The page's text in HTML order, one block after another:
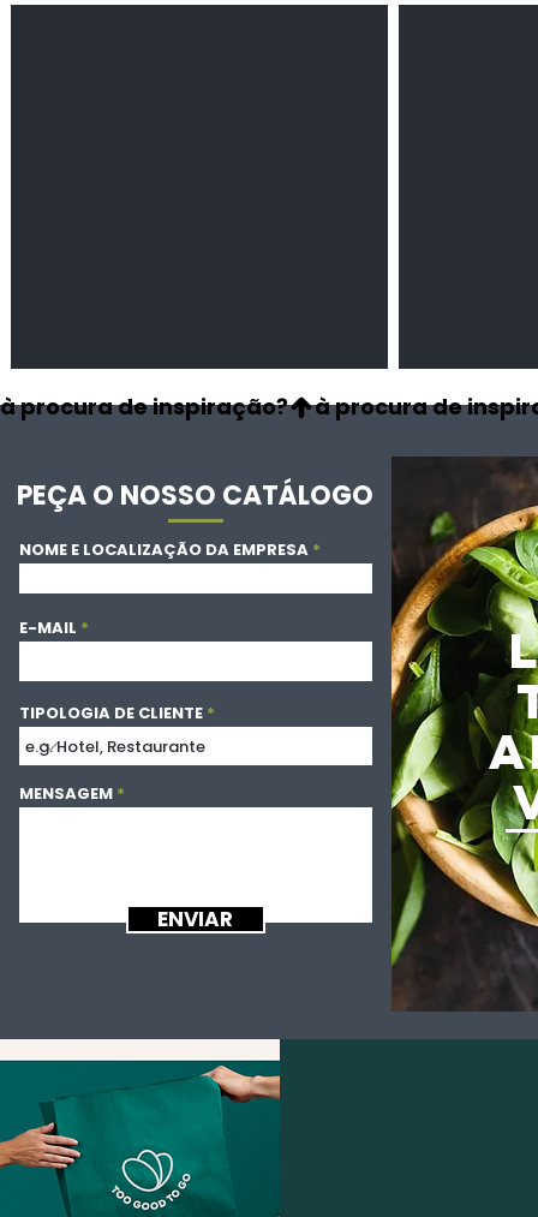
à procura de inspiração?
PEÇA O NOSSO CATÁLOGO
NOME E LOCALIZAÇÃO DA EMPRESA
E-MAIL
TIPOLOGIA DE CLIENTE
MENSAGEM
ENVIAR